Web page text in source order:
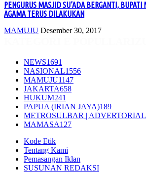
PENGURUS MASJID SU’ADA BERGANTI,
AGAMA TERUS DILAKUKAN
MAMUJU Desember 30, 2017
NEWS1691
NASIONAL1556
MAMUJU1147
JAKARTA658
HUKUM241
PAPUA (IRIAN JAYA)189
METROSULBAR | ADVERTORIAL
MAMASA127
Kode Etik
Tentang Kami
Pemasangan Iklan
SUSUNAN REDAKSI